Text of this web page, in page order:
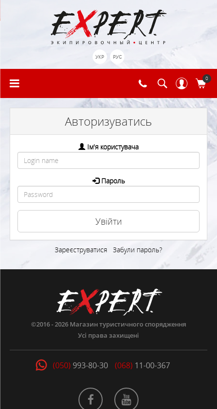
УКР РУС
0
Авторизуватись
Ім'я користувача
Пароль
Зареєструватися Забули пароль?
©2016 - 2026 Магазин туристичного спорядження
Усі права захищені
(050) 993-80-30 (068) 11-00-367